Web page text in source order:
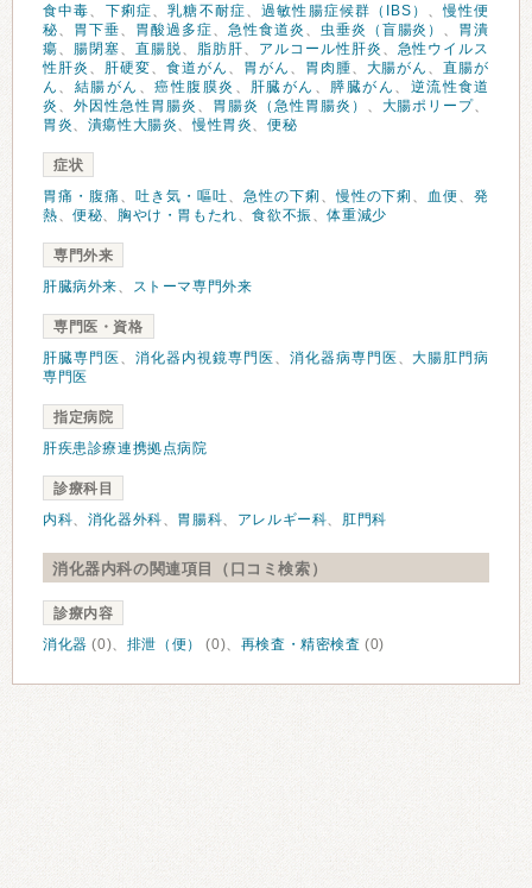
食中毒、 下痢症、乳糖不耐症、過敏性腸症候群（IBS） 、慢性便
秘、 胃下垂、 胃酸過多症、 急性食道炎 、 虫垂炎（盲腸炎） 、 胃潰
瘍、 腸閉塞、 直腸脱、 脂肪肝、 アルコール性肝炎 、 急性ウイルス
性肝炎 、 肝硬変、 食道がん 、 胃がん 、 胃肉腫、 大腸がん 、直腸が
ん 、 結腸がん 、癌性腹膜炎 、 肝臓がん 、 膵臓がん 、 逆流性食道
炎 、 外因性急性胃腸炎 、 胃腸炎（急性胃腸炎） 、 大腸ポリープ、
胃炎、 潰瘍性大腸炎、慢性胃炎、便秘
症状
胃痛・腹痛 、 吐き気・嘔吐、 急性の下痢 、慢性の下痢 、 血便、発
熱、便秘、 胸やけ・胃もたれ、食欲不振 、体重減少
専門外来
肝臓病外来、 ストーマ専門外来
専門医・資格
肝臓専門医 、 消化器内視鏡専門医 、 消化器病専門医 、大腸肛門病
専門医
指定病院
肝疾患診療連携拠点病院
診療科目
内科、 消化器外科、 胃腸科、 アレルギー科、 肛門科
消化器内科の関連項目（口コミ検索）
診療内容
消化器 (0)、 排泄（便） (0)、 再検査・精密検査 (0)